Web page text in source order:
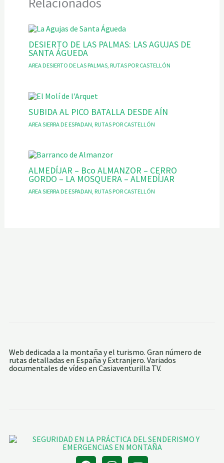
DESIERTO DE LAS PALMAS: LAS AGUJAS DE
SANTA ÁGUEDA
AREA DESIERTO DE LAS PALMAS, RUTAS POR CASTELLÓN
SUBIDA AL PICO BATALLA DESDE AÍN
AREA SIERRA DE ESPADAN RUTAS POR CASTELLÓN
ALMEDÍJAR – Bco ALMANZOR – CERRO
GORDO – LA MOSQUERA – ALMEDÍJAR
AREA SIERRA DE ESPADAN, RUTAS POR CASTELLÓN
Web dedicada a la montaña y el turismo. Gran número de
rutas detalladas en España y Extranjero. Variados
documentales de vídeo en Casiaventurilla TV.